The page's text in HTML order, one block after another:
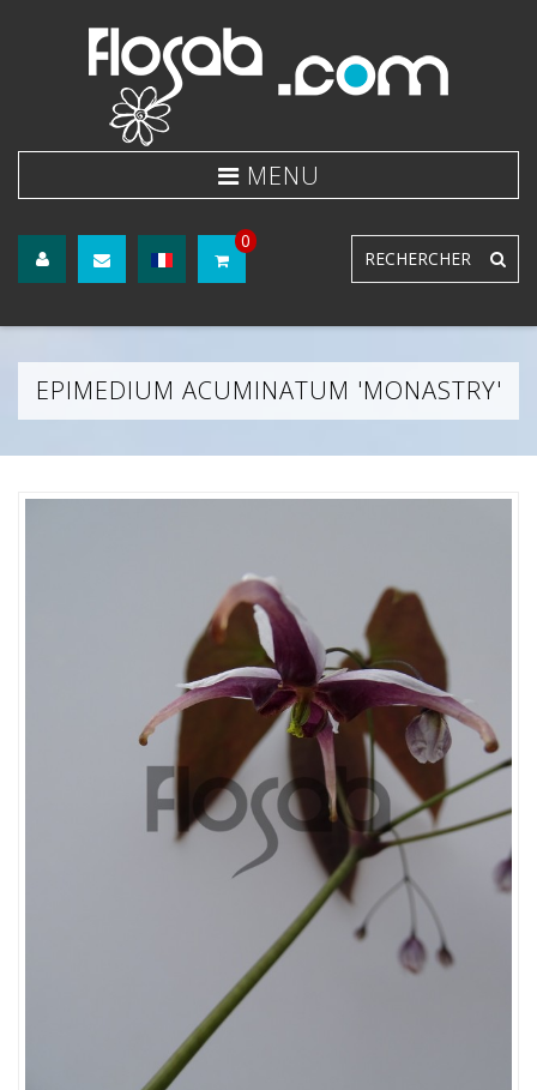
0
EPIMEDIUM ACUMINATUM 'MONASTRY'